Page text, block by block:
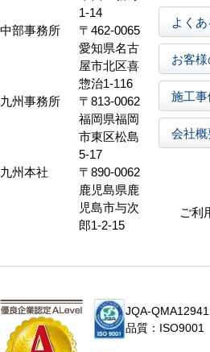
1-14
中部事務所
〒462-0065
愛知県名古
屋市北区喜
惣治1-116
九州事務所
〒813-0062
福岡県福岡
市東区松島
5-17
九州本社
〒890-0062
鹿児島県鹿
児島市与次
郎1-2-15
よく
お客
施工事
会社
ご利
JQA-QMA12941
品質：ISO9001